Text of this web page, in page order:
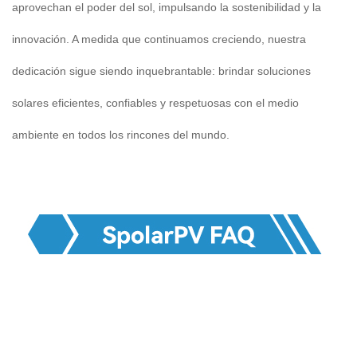
aprovechan el poder del sol, impulsando la sostenibilidad y la
innovación. A medida que continuamos creciendo, nuestra
dedicación sigue siendo inquebrantable: brindar soluciones
solares eficientes, confiables y respetuosas con el medio
ambiente en todos los rincones del mundo.